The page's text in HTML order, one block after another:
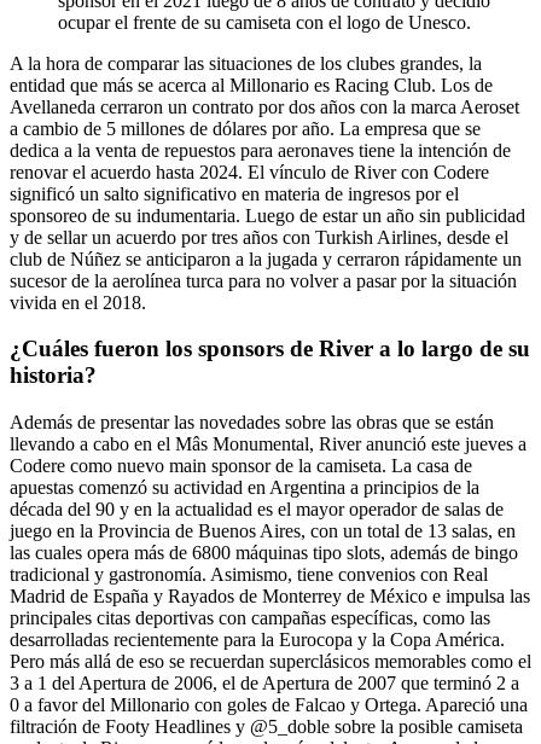
ocupar el frente de su camiseta con el logo de Unesco.
A la hora de comparar las situaciones de los clubes grandes, la
entidad que más se acerca al Millonario es Racing Club. Los de
Avellaneda cerraron un contrato por dos años con la marca Aeroset
a cambio de 5 millones de dólares por año. La empresa que se
dedica a la venta de repuestos para aeronaves tiene la intención de
renovar el acuerdo hasta 2024. El vínculo de River con Codere
significó un salto significativo en materia de ingresos por el
sponsoreo de su indumentaria. Luego de estar un año sin publicidad
y de sellar un acuerdo por tres años con Turkish Airlines, desde el
club de Núñez se anticiparon a la jugada y cerraron rápidamente un
sucesor de la aerolínea turca para no volver a pasar por la situación
vivida en el 2018.
¿Cuáles fueron los sponsors de River a lo largo de su
historia?
Además de presentar las novedades sobre las obras que se están
llevando a cabo en el Mâs Monumental, River anunció este jueves a
Codere como nuevo main sponsor de la camiseta. La casa de
apuestas comenzó su actividad en Argentina a principios de la
década del 90 y en la actualidad es el mayor operador de salas de
juego en la Provincia de Buenos Aires, con un total de 13 salas, en
las cuales opera más de 6800 máquinas tipo slots, además de bingo
tradicional y gastronomía. Asimismo, tiene convenios con Real
Madrid de España y Rayados de Monterrey de México e impulsa las
principales citas deportivas con campañas específicas, como las
desarrolladas recientemente para la Eurocopa y la Copa América.
Pero más allá de eso se recuerdan superclásicos memorables como el
3 a 1 del Apertura de 2006, el de Apertura de 2007 que terminó 2 a
0 a favor del Millonario con goles de Falcao y Ortega. Apareció una
filtración de Footy Headlines y @5_doble sobre la posible camiseta